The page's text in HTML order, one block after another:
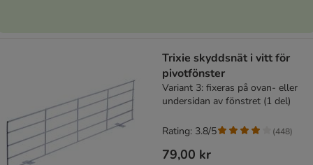
Trixie skyddsnät i vitt för
pivotfönster
Variant 3: fixeras på ovan- eller
undersidan av fönstret (1 del)
79,00 kr
Rating: 3.8/5 (448)